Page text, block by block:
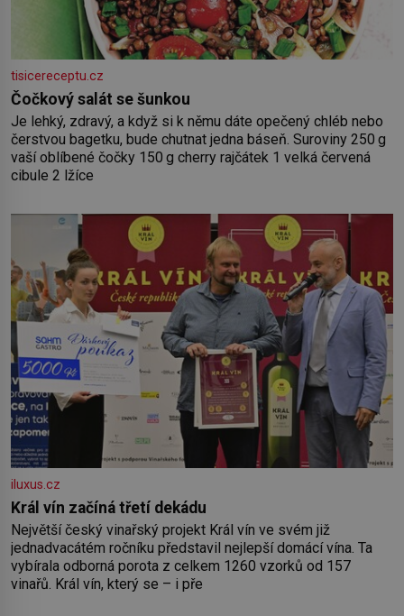
tisicereceptu.cz
Čočkový salát se šunkou
Je lehký, zdravý, a když si k němu dáte opečený chléb nebo
čerstvou bagetku, bude chutnat jedna báseň. Suroviny 250 g
vaší oblíbené čočky 150 g cherry rajčátek 1 velká červená
cibule 2 lžíce
iluxus.cz
Král vín začíná třetí dekádu
Největší český vinařský projekt Král vín ve svém již
jednadvacátém ročníku představil nejlepší domácí vína. Ta
vybírala odborná porota z celkem 1260 vzorků od 157
vinařů. Král vín, který se – i pře